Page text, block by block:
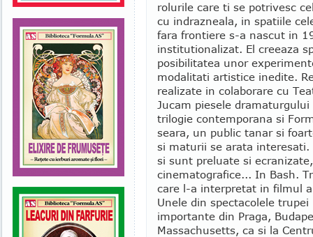
rolurile care ti se potrivesc
cu indrazneala, in spatiile
fara frontiere s-a nascut in
institutionalizat. El creeaza
posibilitatea unor
modalitati artistice inedite.
realizate in colaborare cu
Jucam piesele
trilogie contemporana si
seara, un public tanar si
si maturii se arata interesati.
si sunt preluate si
cinematografice... In Bash.
care l-a interpretat in filmul
Unele din spectacolele
importante din Praga,
Massachusetts, ca si la